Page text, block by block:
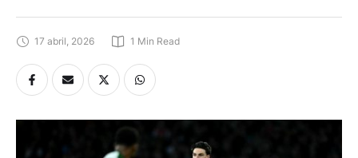
17 abril, 2026 1 Min Read